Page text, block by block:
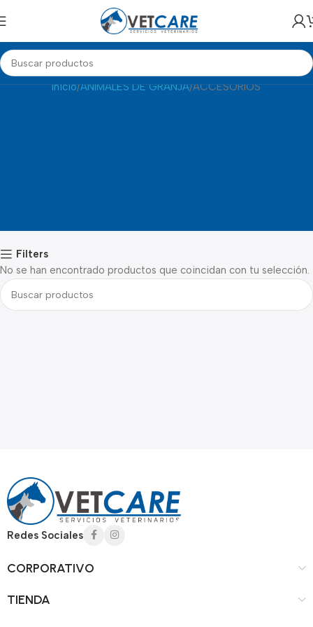
Inicio ANIMALES DE GRANJA ACCESORIOS
Filters
No se han encontrado productos que coincidan con tu selección.
Redes Sociales
CORPORATIVO
TIENDA